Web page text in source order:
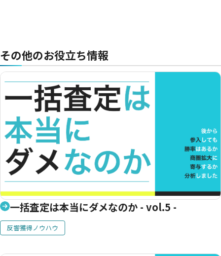
その他のお役立ち情報
一括査定は本当にダメなのか - vol.5 -
反響獲得ノウハウ